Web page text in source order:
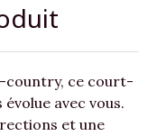
country, ce court-
avec vous.
et une